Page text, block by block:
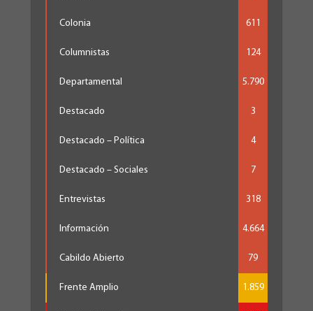
Colonia 611
Columnistas 124
Departamental 5.790
Destacado 3
Destacado – Política 4
Destacado – Sociales 7
Entrevistas 318
Información 4.664
Cabildo Abierto 79
Frente Amplio 1.859